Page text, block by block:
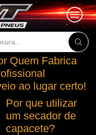
Quem Fabrica
ao lugar certo!
Por que utilizar
um secador de
capacete?